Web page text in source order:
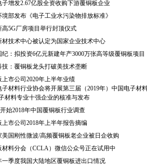
子增发2.67亿股全资收购下游覆铜板企业
境部发布《电子工业水污染物排放标准》
高5G厂房项目举行封顶仪式
材技术中心被认定为国家企业技术中心
纪：拟投资6亿元新建年产3000万张高等级覆铜板项目
技：覆铜板龙头打破美技术垄断
上市公司2020年上半年业绩
子材料行业协会将开展第三届（2019年）中国电子材
材料专业十强企业的核准与发布
始2018年中国覆铜板行业调查
上市公司2018年上半年报告摘编
美国刚性微波/高频覆铜板老企业被日企收购
材料分会（CCLA）微信公众号正在试用中
一季度我国大陆地区覆铜板进出口情况